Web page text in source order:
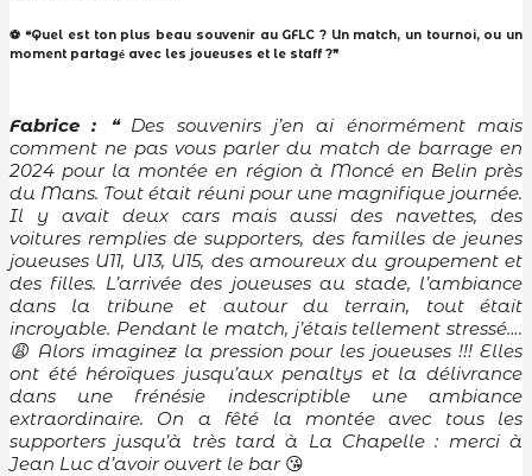
⚽ ❝Quel est ton plus beau souvenir au GFLC ? Un match, un tournoi, ou un
moment partagé avec les joueuses et le staff ?❞
Fabrice : ❝ Des souvenirs j’en ai énormément mais
comment ne pas vous parler du match de barrage en
2024 pour la montée en région à Moncé en Belin près
du Mans. Tout était réuni pour une magnifique journée.
Il y avait deux cars mais aussi des navettes, des
voitures remplies de supporters, des familles de jeunes
joueuses U11, U13, U15, des amoureux du groupement et
des filles. L’arrivée des joueuses au stade, l’ambiance
dans la tribune et autour du terrain, tout était
incroyable. Pendant le match, j’étais tellement stressé….
😩 Alors imaginez la pression pour les joueuses !!! Elles
ont été héroïques jusqu’aux penaltys et la délivrance
dans une frénésie indescriptible une ambiance
extraordinaire. On a fêté la montée avec tous les
supporters jusqu’à très tard à La Chapelle : merci à
Jean Luc d’avoir ouvert le bar 😘